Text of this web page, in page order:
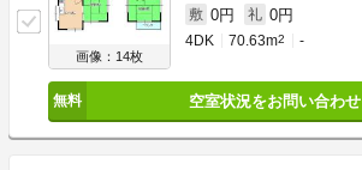
画像：14枚
敷 0円 礼 0円
4DK 70.63m2 -
空室状況をお問い合わせ